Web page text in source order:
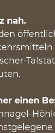
nah.
einen